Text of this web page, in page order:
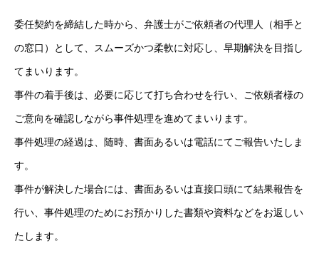
委任契約を締結した時から、弁護士がご依頼者の代理人（相手と
の窓口）として、スムーズかつ柔軟に対応し、早期解決を目指し
てまいります。
事件の着手後は、必要に応じて打ち合わせを行い、ご依頼者様の
ご意向を確認しながら事件処理を進めてまいります。
事件処理の経過は、随時、書面あるいは電話にてご報告いたしま
す。
事件が解決した場合には、書面あるいは直接口頭にて結果報告を
行い、事件処理のためにお預かりした書類や資料などをお返しい
たします。